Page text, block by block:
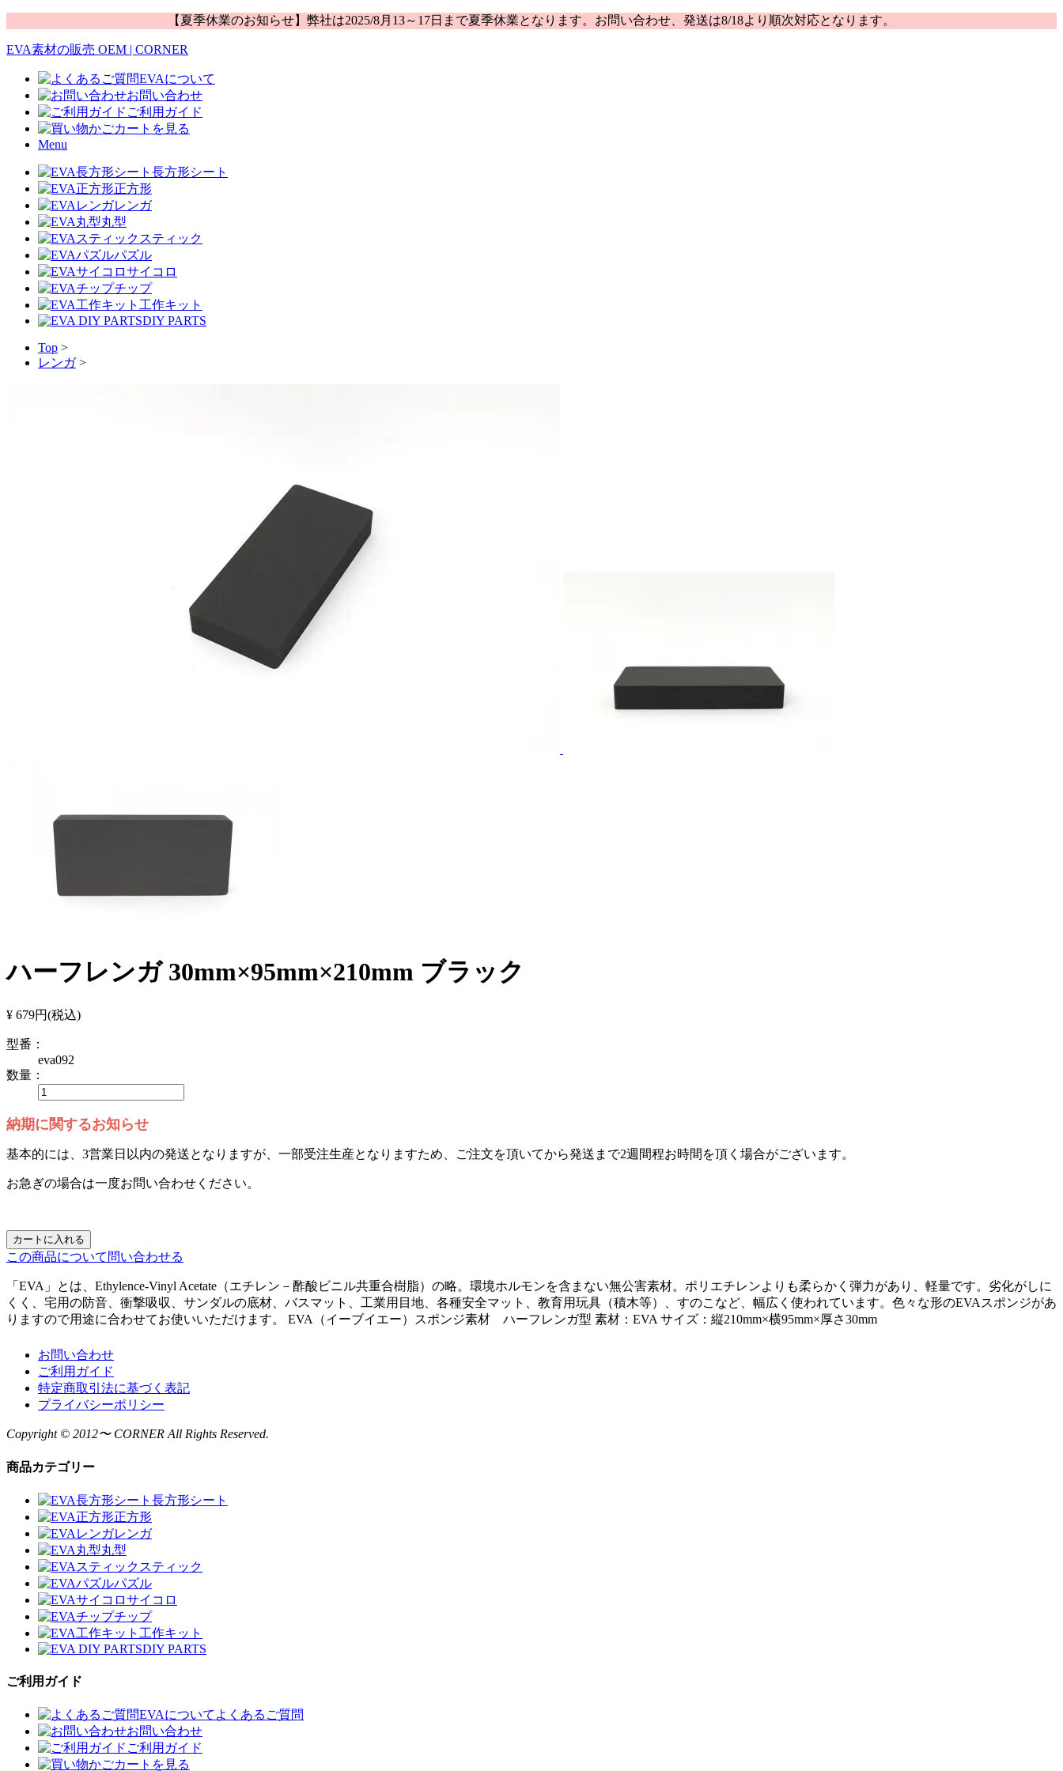
【夏季休業のお知らせ】弊社は2025/8月13～17日まで夏季休業となります。お問い合わせ、発送は8/18より順次対応となります。
EVA素材の販売 OEM | CORNER
EVAについて
お問い合わせ
ご利用ガイド
カートを見る
Menu
長方形シート
正方形
レンガ
丸型
スティック
パズル
サイコロ
チップ
工作キット
DIY PARTS
Top >
レンガ>
ハーフレンガ 30mm×95mm×210mm ブラック
¥ 679円(税込)
型番：
eva092
数量：
納期に関するお知らせ
基本的には、3営業日以内の発送となりますが、一部受注生産となりますため、ご注文を頂いてから発送まで2週間程お時間を頂く場合がございます。
お急ぎの場合は一度お問い合わせください。
カートに入れる
この商品について問い合わせる
「EVA」とは、Ethylence-Vinyl Acetate（エチレン－酢酸ビニル共重合樹脂）の略。環境ホルモンを含まない無公害素材。ポリエチレンよりも柔らかく弾力があり、軽量です。劣化がしに
くく、宅用の防音、衝撃吸収、サンダルの底材、バスマット、工業用目地、各種安全マット、教育用玩具（積木等）、すのこなど、幅広く使われています。色々な形のEVAスポンジがあ
りますので用途に合わせてお使いいただけます。 EVA（イーブイエー）スポンジ素材 ハーフレンガ型 素材：EVA サイズ：縦210mm×横95mm×厚さ30mm
お問い合わせ
ご利用ガイド
特定商取引法に基づく表記
プライバシーポリシー
Copyright © 2012〜 CORNER All Rights Reserved.
商品カテゴリー
長方形シート
正方形
レンガ
丸型
スティック
パズル
サイコロ
チップ
工作キット
DIY PARTS
ご利用ガイド
EVAについてよくあるご質問
お問い合わせ
ご利用ガイド
カートを見る